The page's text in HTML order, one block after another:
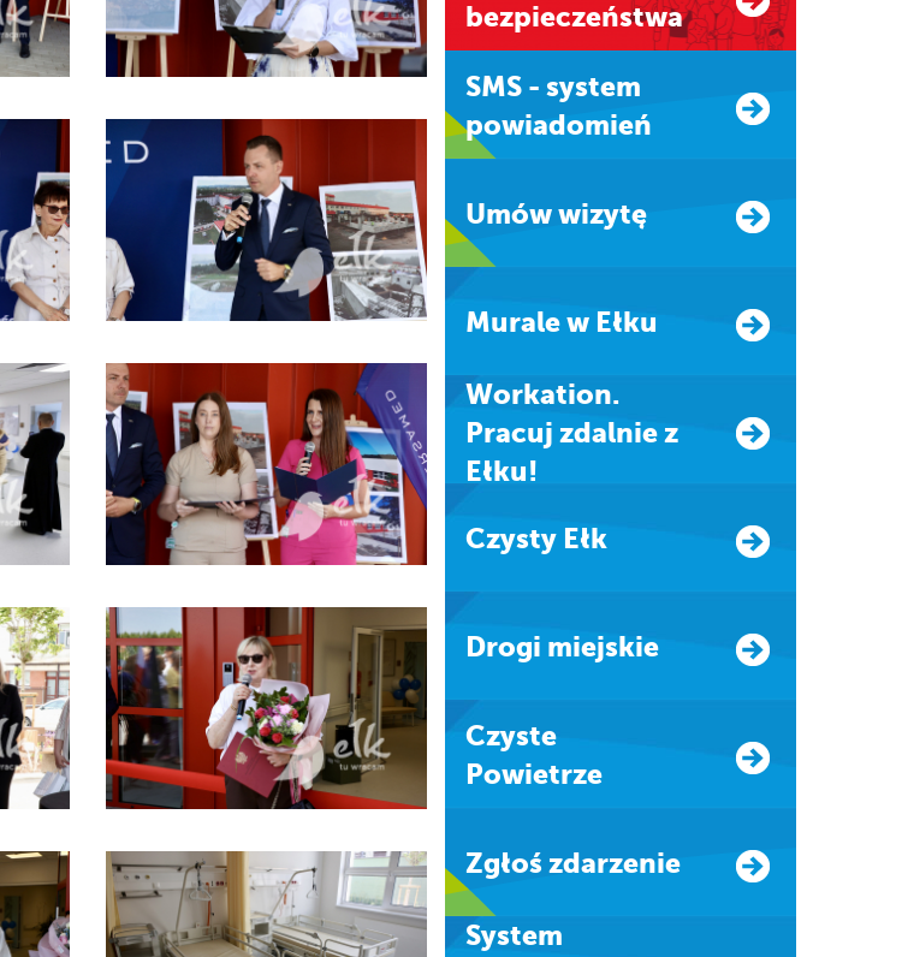
bezpieczeństwa
SMS - system
powiadomień
Umów wizytę
Murale w Ełku
Workation.
Pracuj zdalnie z
Ełku!
Czysty Ełk
Drogi miejskie
Czyste
Powietrze
Zgłoś zdarzenie
system